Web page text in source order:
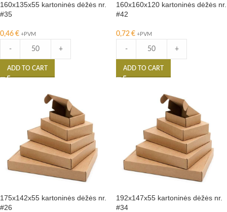
160x135x55 kartoninės dėžės nr.
#35
0,46 € +PVM
- +
ADD TO CART
160x160x120 kartoninės dėžės nr.
#42
0,72 € +PVM
- +
ADD TO CART
175x142x55 kartoninės dėžės nr.
#26
192x147x55 kartoninės dėžės nr.
#34